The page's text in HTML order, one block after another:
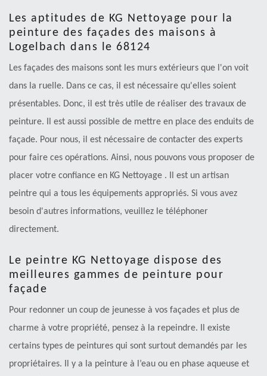
Les aptitudes de KG Nettoyage pour la
peinture des façades des maisons à
Logelbach dans le 68124
Les façades des maisons sont les murs extérieurs que l'on voit
dans la ruelle. Dans ce cas, il est nécessaire qu'elles soient
présentables. Donc, il est très utile de réaliser des travaux de
peinture. Il est aussi possible de mettre en place des enduits de
façade. Pour nous, il est nécessaire de contacter des experts
pour faire ces opérations. Ainsi, nous pouvons vous proposer de
placer votre confiance en KG Nettoyage . Il est un artisan
peintre qui a tous les équipements appropriés. Si vous avez
besoin d'autres informations, veuillez le téléphoner
directement.
Le peintre KG Nettoyage dispose des
meilleures gammes de peinture pour
façade
Pour redonner un coup de jeunesse à vos façades et plus de
charme à votre propriété, pensez à la repeindre. Il existe
certains types de peintures qui sont surtout demandés par les
propriétaires. Il y a la peinture à l’eau ou en phase aqueuse et